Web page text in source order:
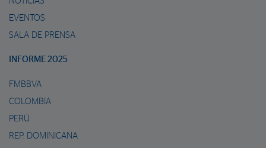
EVENTOS
SALA DE PRENSA
INFORME 2025
FMBBVA
COLOMBIA
PERÚ
REP. DOMINICANA